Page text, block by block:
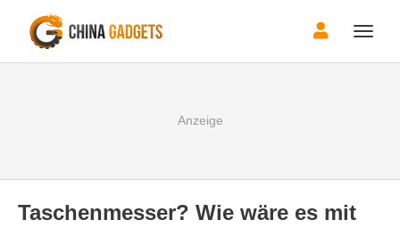
Toggle
Taschenmesser? Wie wäre es mit